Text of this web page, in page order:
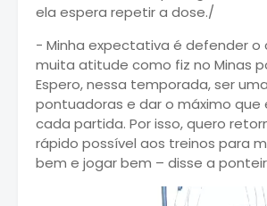
ela espera repetir a dose./
- Minha expectativa é defender o
muita atitude como fiz no Minas
Espero, nessa temporada, ser
pontuadoras e dar o máximo que
cada partida. Por isso, quero
rápido possível aos treinos para
bem e jogar bem – disse a